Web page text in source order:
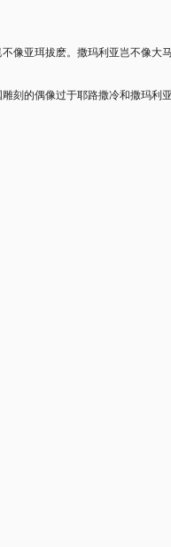
像亚珥拔麽。撒玛利亚岂不像大
刻的偶像过于耶路撒冷和撒玛利